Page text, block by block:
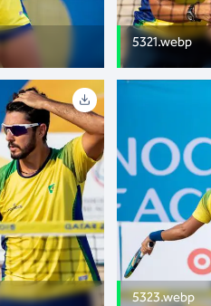
5321.webp
5323.webp